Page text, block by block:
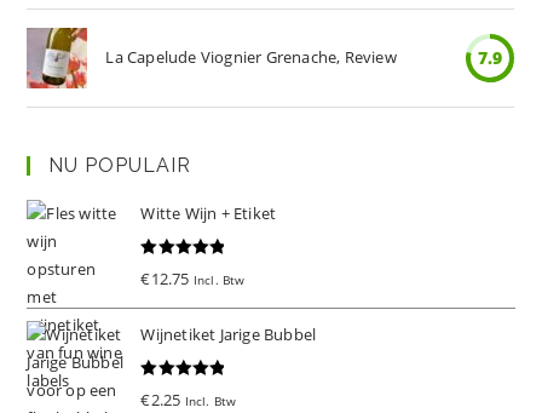
La Capelude Viognier Grenache, Review 7.9
NU POPULAIR
Witte Wijn + Etiket
€12.75 Incl. Btw
Wijnetiket Jarige Bubbel
€2.25 Incl. Btw